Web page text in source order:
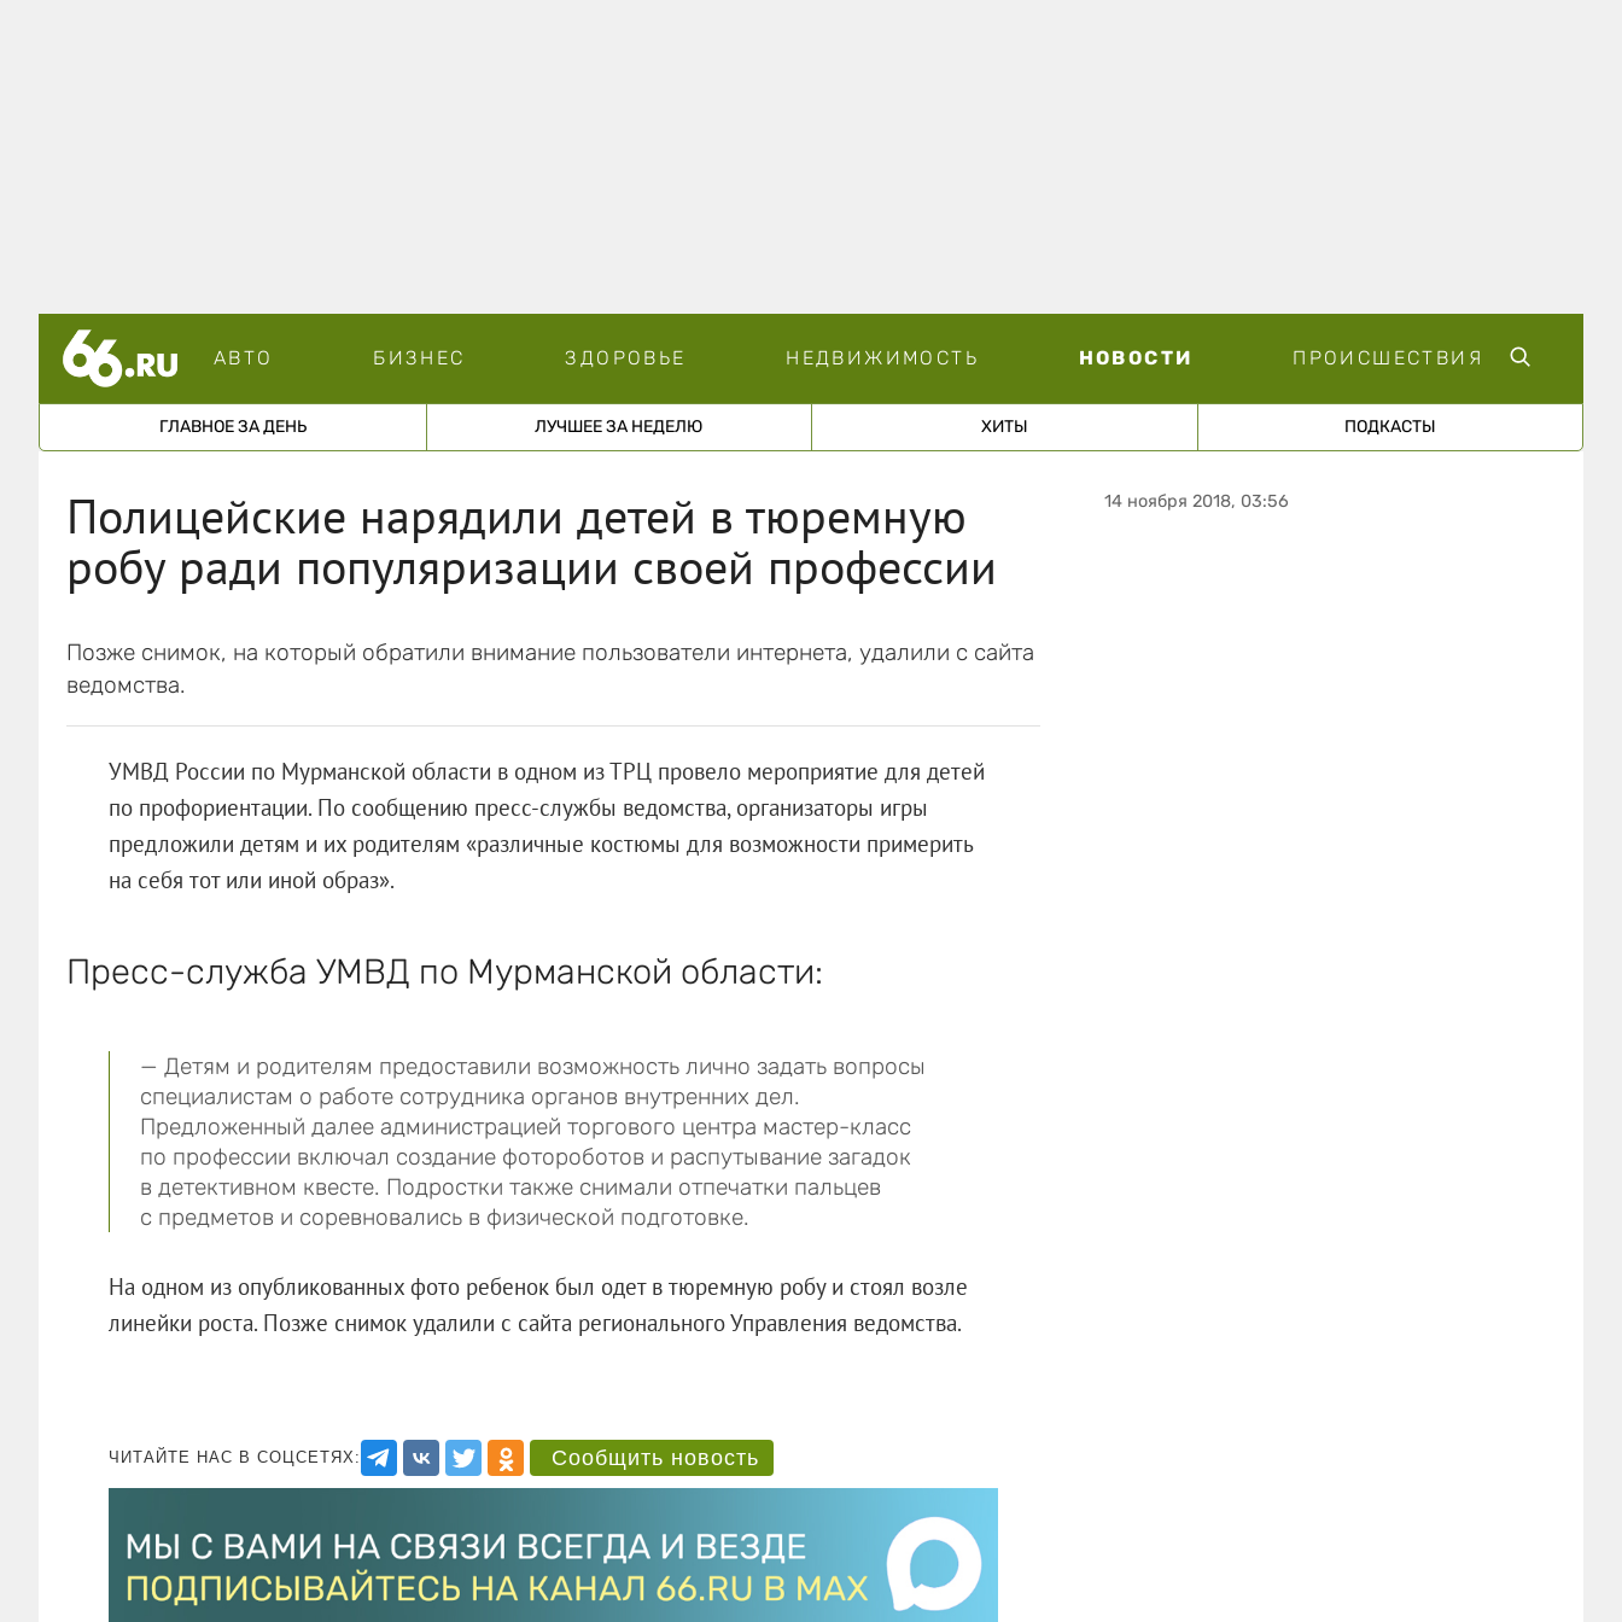
АВТО БИЗНЕС ЗДОРОВЬЕ НЕДВИЖИМОСТЬ НОВОСТИ ПРОИСШЕСТВИЯ
ГЛАВНОЕ ЗА ДЕНЬ ЛУЧШЕЕ ЗА НЕДЕЛЮ ХИТЫ ПОДКАСТЫ
Полицейские нарядили детей в тюремную
робу ради популяризации своей профессии
Позже снимок, на который обратили внимание пользователи интернета, удалили с сайта
ведомства.
УМВД России по Мурманской области в одном из ТРЦ провело мероприятие для детей
по профориентации. По сообщению пресс-службы ведомства, организаторы игры
предложили детям и их родителям «различные костюмы для возможности примерить
на себя тот или иной образ».
Пресс-служба УМВД по Мурманской области:
— Детям и родителям предоставили возможность лично задать вопросы
специалистам о работе сотрудника органов внутренних дел.
Предложенный далее администрацией торгового центра мастер-класс
по профессии включал создание фотороботов и распутывание загадок
в детективном квесте. Подростки также снимали отпечатки пальцев
с предметов и соревновались в физической подготовке.
На одном из опубликованных фото ребенок был одет в тюремную робу и стоял возле
линейки роста. Позже снимок удалили с сайта регионального Управления ведомства.
ЧИТАЙТЕ НАС В СОЦСЕТЯХ: Сообщить новость
14 ноября 2018, 03:56